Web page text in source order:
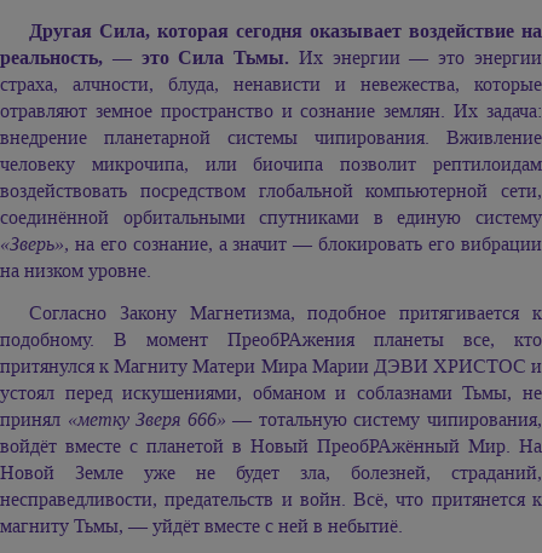
Другая Сила, которая сегодня оказывает воздействие на
реальность, — это Сила Тьмы. Их энергии — это энергии
страха, алчности, блуда, ненависти и невежества, которые
отравляют земное пространство и сознание землян. Их задача:
внедрение планетарной системы чипирования. Вживление
человеку микрочипа, или биочипа позволит рептилоидам
воздействовать посредством глобальной компьютерной сети,
соединённой орбитальными спутниками в единую систему
«Зверь», на его сознание, а значит — блокировать его вибрации
на низком уровне.
Согласно Закону Магнетизма, подобное притягивается к
подобному. В момент ПреобРАжения планеты все, кто
притянулся к Магниту Матери Мира Марии ДЭВИ ХРИСТОС и
устоял перед искушениями, обманом и соблазнами Тьмы, не
принял «метку Зверя 666»— тотальную систему чипирования,
войдёт вместе с планетой в Новый ПреобРАжённый Мир. На
Новой Земле уже не будет зла, болезней, страданий,
несправедливости, предательств и войн. Всё, что притянется к
магниту Тьмы, — уйдёт вместе с ней в небытиё.